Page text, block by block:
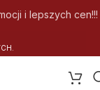
i lepszych cen!!!